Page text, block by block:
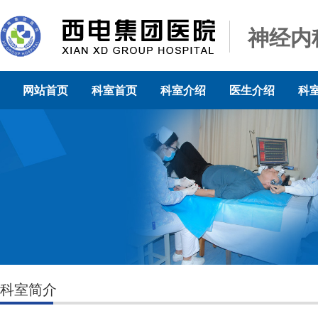
神经内
网站首页 科室首页 科室介绍 医生介绍 科
科室简介